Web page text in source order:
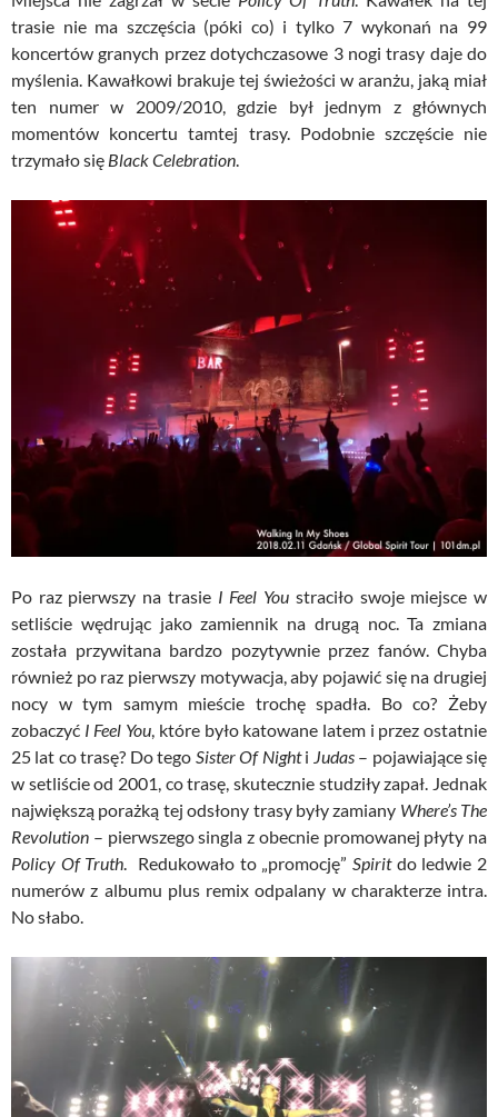
trasie nie ma szczęścia (póki co) i tylko 7 wykonań na 99
koncertów granych przez dotychczasowe 3 nogi trasy daje do
myślenia. Kawałkowi brakuje tej świeżości w aranżu, jaką miał
ten numer w 2009/2010, gdzie był jednym z głównych
momentów koncertu tamtej trasy. Podobnie szczęście nie
trzymało się Black Celebration
Po raz pierwszy na trasie I Feel You straciło swoje miejsce w
setliście wędrując jako zamiennik na drugą noc. Ta zmiana
została przywitana bardzo pozytywnie przez fanów. Chyba
również po raz pierwszy motywacja, aby pojawić się na drugiej
nocy w tym samym mieście trochę spadła. Bo co? Żeby
zobaczyć I Feel You, które było katowane latem i przez ostatnie
25 lat co trasę? Do tego Sister Of Nighti Judas– pojawiające się
w setliście od 2001, co trasę, skutecznie studziły zapał. Jednak
największą porażką tej odsłony trasy były zamiany Where’s The
Revolution – pierwszego singla z obecnie promowanej płyty na
Policy Of Truth. Redukowało to „promocję” Spiritdo ledwie 2
numerów z albumu plus remix odpalany w charakterze intra.
No słabo.